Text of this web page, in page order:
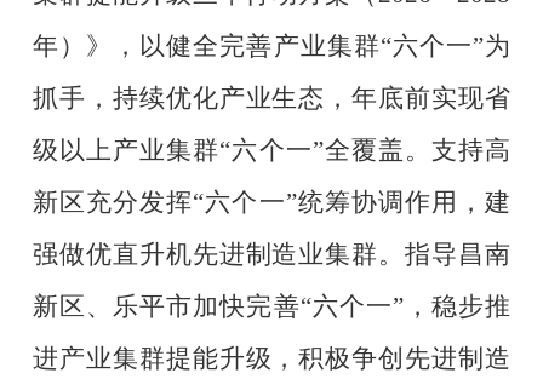
年）》，以健全完善产业集群“六个一”为
抓手，持续优化产业生态，年底前实现省
级以上产业集群“六个一”全覆盖。支持高
新区充分发挥“六个一”统筹协调作用，建
强做优直升机先进制造业集群。指导昌南
新区、乐平市加快完善“六个一”，稳步推
进产业集群提能升级，积极争创先进制造